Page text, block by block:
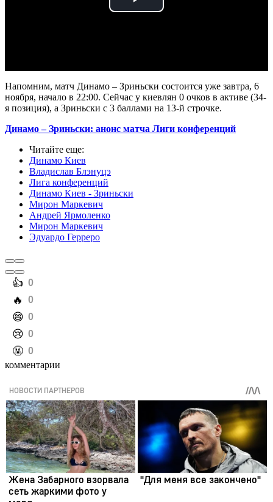
Play
Напомним, матч Динамо – Зриньски состоится уже завтра, 6
ноября, начало в 22:00. Сейчас у киевлян 0 очков в активе (34-
я позиция), а Зриньски с 3 баллами на 13-й строчке.
Динамо – Зриньски: анонс матча Лиги конференций
Читайте еще:
Динамо Киев
Владислав Блэнуцэ
Лига конференций
Динамо Киев - Зриньски
Мирон Маркевич
Андрей Ярмоленко
Мирон Маркевич
Эдуардо Герреро
️👍 0
️🔥 0
️😄 0
️😢 0
️🤬 0
комментарии